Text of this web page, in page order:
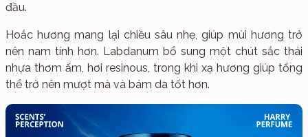
đầu.
Hoắc hương mang lại chiều sâu nhẹ, giúp mùi hương trở
nên nam tính hơn. Labdanum bổ sung một chút sắc thái
nhựa thơm ấm, hơi resinous, trong khi xạ hương giúp tổng
thể trở nên mượt mà và bám da tốt hơn.